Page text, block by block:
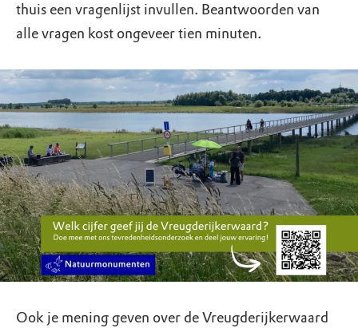
thuis een vragenlijst invullen. Beantwoorden van
alle vragen kost ongeveer tien minuten.
Ook je mening geven over de Vreugderijkerwaard